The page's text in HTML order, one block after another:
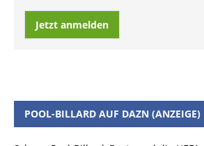
Jetzt anmelden
POOL-BILLARD AUF DAZN (ANZEIGE)